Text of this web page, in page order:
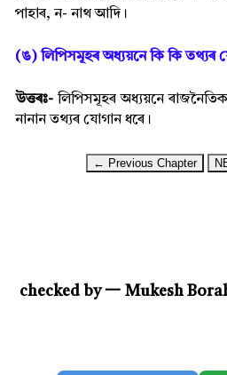
পাহাৰ, ন- নাথ আদি।
(ঙ) লিপিসমূহৰ অধ্যয়নে কি কি তথ্যৰ
উত্তৰঃ-লিপিসমূহৰ অধ্যয়নে
নানান তথ্যৰ যোগান ধৰে।
← Previous Chapter
checked by 一 Mukesh